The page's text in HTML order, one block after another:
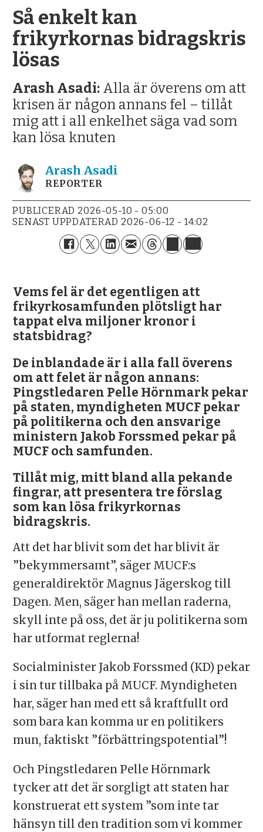
Så enkelt kan
frikyrkornas bidragskris
lösas
Arash Asadi: Alla är överens om att
krisen är någon annans fel – tillåt
mig att i all enkelhet säga vad som
kan lösa knuten
Arash Asadi
REPORTER
PUBLICERAD
2026-05-10 - 05:00
SENAST UPPDATERAD
2026-06-12 - 14:02
Vems fel är det egentligen att
frikyrkosamfunden plötsligt har
tappat elva miljoner kronor i
statsbidrag?
De inblandade är i alla fall överens
om att felet är någon annans:
Pingstledaren Pelle Hörnmark pekar
på staten, myndigheten MUCF pekar
på politikerna och den ansvarige
ministern Jakob Forssmed pekar på
MUCF och samfunden.
Tillåt mig, mitt bland alla pekande
fingrar, att presentera tre förslag
som kan lösa frikyrkornas
bidragskris.
Att det har blivit som det har blivit är
”bekymmersamt”, säger MUCF:s
generaldirektör Magnus Jägerskog till
Dagen. Men, säger han mellan raderna,
skyll inte på oss, det är ju politikerna som
har utformat reglerna!
Socialminister Jakob Forssmed (KD) pekar
i sin tur tillbaka på MUCF. Myndigheten
har, säger han med ett så kraftfullt ord
som bara kan komma ur en politikers
mun, faktiskt ”förbättringspotential”!
Och Pingstledaren Pelle Hörnmark
tycker att det är sorgligt att staten har
konstruerat ett system ”som inte tar
hänsyn till den tradition som vi kommer